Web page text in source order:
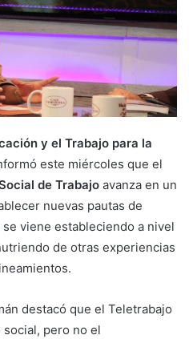
y el Trabajo para la
este miércoles que el
de Trabajo avanza en un
nuevas pautas de
viene estableciendo a nivel
de otras experiencias
destacó que el Teletrabajo
pero no el